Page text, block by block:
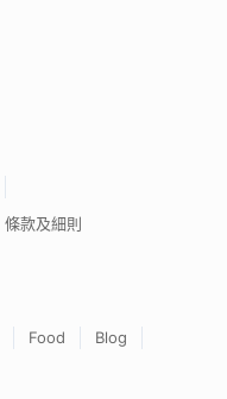
條款及細則
Food
Blog